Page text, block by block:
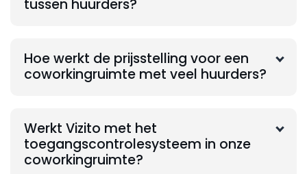
tussen huurders?
Hoe werkt de prijsstelling voor een
coworkingruimte met veel huurders?
Werkt Vizito met het
toegangscontrolesysteem in onze
coworkingruimte?